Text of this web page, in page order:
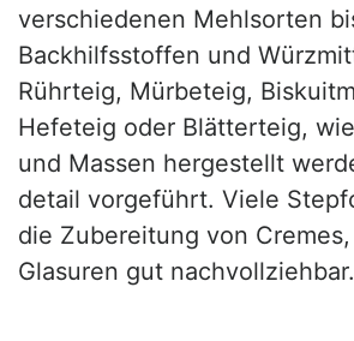
verschiedenen Mehlsorten
Backhilfsstoffen und
Rührteig, Mürbeteig,
Hefeteig oder Blätterteig,
und Massen hergestellt
detail vorgeführt. Viele
die Zubereitung von
Glasuren gut nachvollziehbar.